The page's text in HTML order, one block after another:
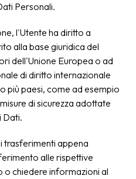
Personali.
l'Utente ha diritto a
alla base giuridica del
dell'Unione Europea o ad
di diritto internazionale
più paesi, come ad esempio
di sicurezza adottate
Dati.
trasferimenti appena
alle rispettive
o chiedere informazioni al